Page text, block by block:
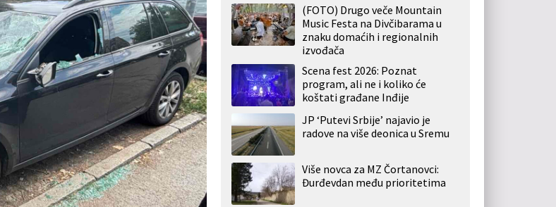
(FOTO) Drugo veče Mountain
Music Festa na Divčibarama u
znaku domaćih i regionalnih
izvođača
Scena fest 2026: Poznat
program, ali ne i koliko će
koštati građane Inđije
JP ‘Putevi Srbije’ najavio je
radove na više deonica u Sremu
Više novca za MZ Čortanovci:
Đurđevdan među prioritetima